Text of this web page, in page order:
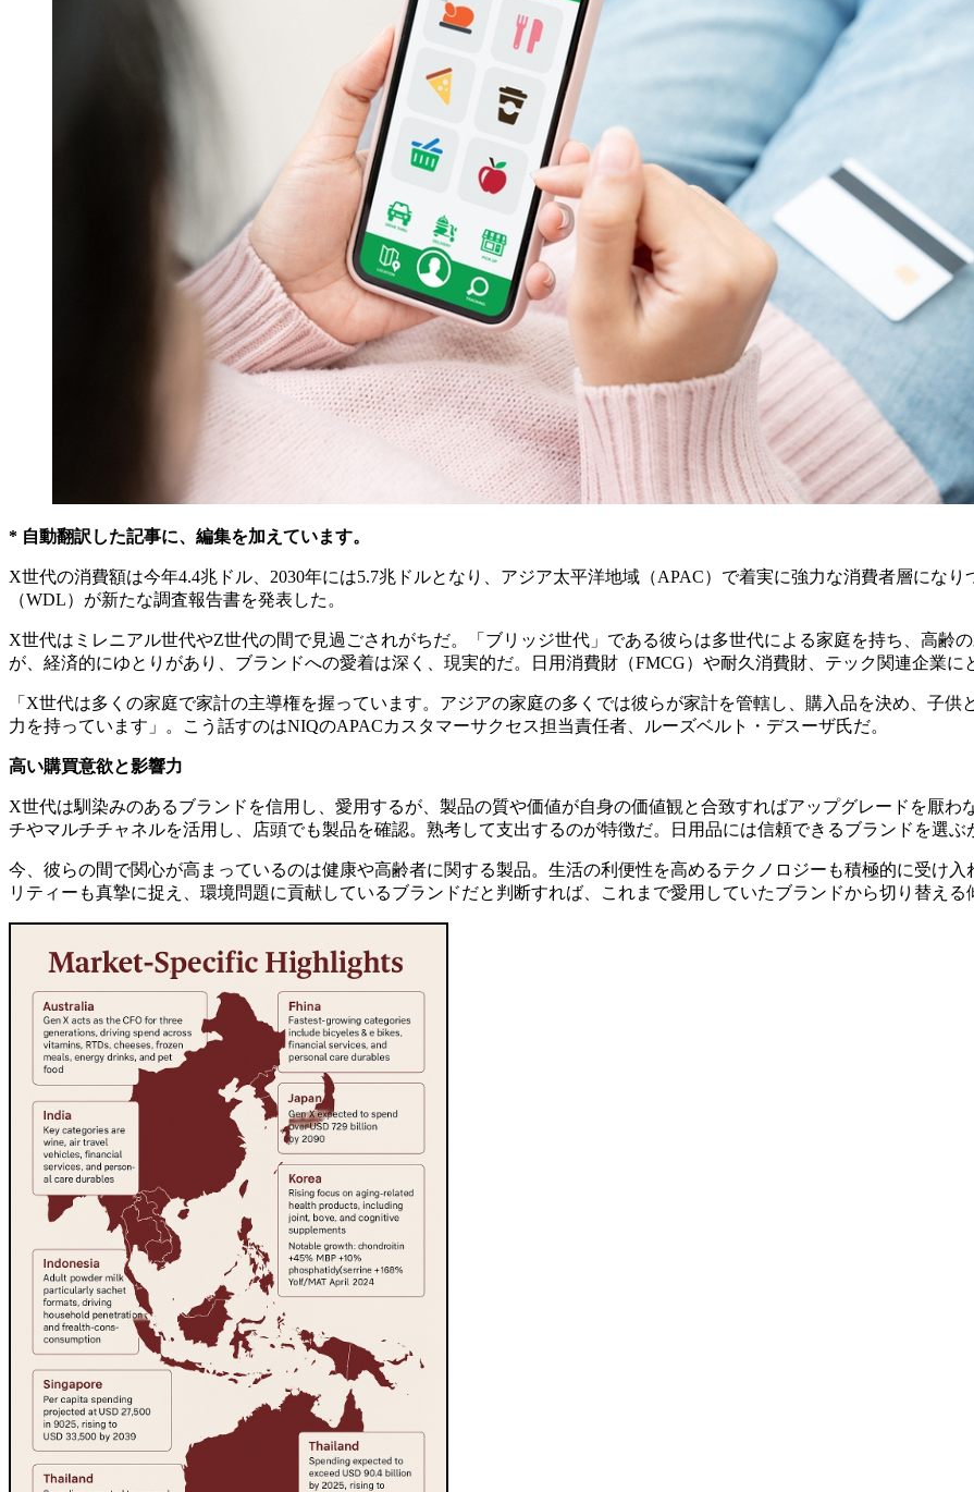
* 自動翻訳した記事に、編集を加えています。
X世代の消費額は今年4.4兆ドル、2030年には5.7兆ドルとなり、アジア太平洋地域（APAC）で着実に強力な消費者層にな
（WDL）が新たな調査報告書を発表した。
X世代はミレニアル世代やZ世代の間で見過ごされがちだ。「ブリッジ世代」である彼らは多世代による家庭を持ち、高齢
が、経済的にゆとりがあり、ブランドへの愛着は深く、現実的だ。日用消費財（FMCG）や耐久消費財、テック関連企業に
「X世代は多くの家庭で家計の主導権を握っています。アジアの家庭の多くでは彼らが家計を管轄し、購入品を決め、子
力を持っています」。こう話すのはNIQのAPACカスタマーサクセス担当責任者、ルーズベルト・デスーザ氏だ。
高い購買意欲と影響力
X世代は馴染みのあるブランドを信用し、愛用するが、製品の質や価値が自身の価値観と合致すればアップグレードを厭
チやマルチチャネルを活用し、店頭でも製品を確認。熟考して支出するのが特徴だ。日用品には信頼できるブランドを選ぶ
今、彼らの間で関心が高まっているのは健康や高齢者に関する製品。生活の利便性を高めるテクノロジーも積極的に受け
リティーも真摯に捉え、環境問題に貢献しているブランドだと判断すれば、これまで愛用していたブランドから切り替える